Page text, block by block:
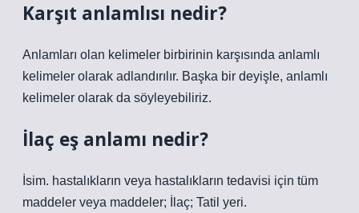
Karşıt anlamlısı nedir?
Anlamları olan kelimeler birbirinin karşısında anlamlı
kelimeler olarak adlandırılır. Başka bir deyişle, anlamlı
kelimeler olarak da söyleyebiliriz.
İlaç eş anlamı nedir?
İsim. hastalıkların veya hastalıkların tedavisi için tüm
maddeler veya maddeler; İlaç; Tatil yeri.